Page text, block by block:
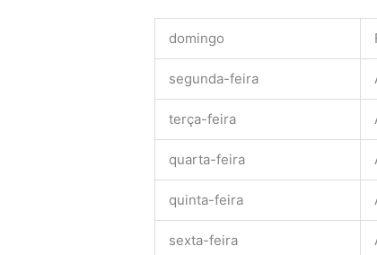
domingo
segunda-feira
terça-feira
quarta-feira
quinta-feira
sexta-feira